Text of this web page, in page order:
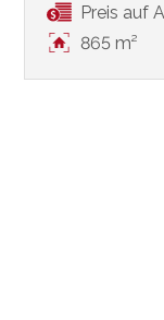
Preis auf
865 m²